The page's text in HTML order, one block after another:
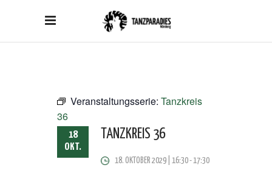
Veranstaltungsserie: Tanzkreis
36
18
OKT.
TANZKREIS 36
18. OKTOBER 2029 | 16:30-17:30